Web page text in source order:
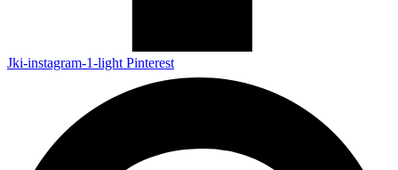
Jki-instagram-1-light Pinterest